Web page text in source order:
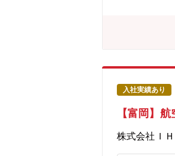
入社実績あり
【富岡】
株式会社ＩＨ